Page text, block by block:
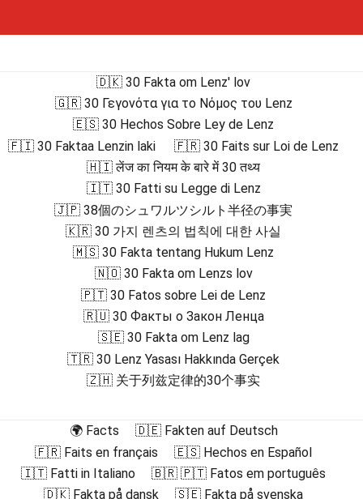
🇩🇰 30 Fakta om Lenz' lov
🇬🇷 30 Γεγονότα για το Νόμος του Lenz
🇪🇸 30 Hechos Sobre Ley de Lenz
🇫🇮 30 Faktaa Lenzin laki
🇫🇷 30 Faits sur Loi de Lenz
🇭🇮 लेंज का नियम के बारे में 30 तथ्य
🇮🇹 30 Fatti su Legge di Lenz
🇯🇵 38個のシュワルツシルト半径の事実
🇰🇷 30 가지 렌츠의 법칙에 대한 사실
🇲🇸 30 Fakta tentang Hukum Lenz
🇳🇴 30 Fakta om Lenzs lov
🇵🇹 30 Fatos sobre Lei de Lenz
🇷🇺 30 Факты о Закон Ленца
🇸🇪 30 Fakta om Lenz lag
🇹🇷 30 Lenz Yasası Hakkında Gerçek
🇿🇭 关于列兹定律的30个事实
🌍 Facts
🇩🇪 Fakten auf Deutsch
🇫🇷 Faits en français
🇪🇸 Hechos en Español
🇮🇹 Fatti in Italiano
🇧🇷 🇵🇹 Fatos em português
🇩🇰 Fakta på dansk
🇸🇪 Fakta på svenska